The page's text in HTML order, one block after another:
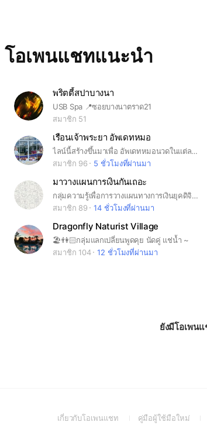
โอเพนแชทแนะนำ
พริตตี้สปาบางนา
USB Spa 📍ซอยบางนาตราด21
สมาชิก 51
เรือนเจ้าพระยา อัพเดทหมอ
ไลน์นี้สร้างขึ้นมาเพื่อ อัพเดทหมอนวดในแต่ละวันของแต่ละสาขา และส่งการบ้านน้องๆหมอนวดค่ะ
สมาชิก 96
5 ชั่วโมงที่ผ่านมา
มาวางแผนการเงินกันเถอะ
กลุ่มความรู้เพื่อการวางแผนทางการเงินยุคดิจิตอล
สมาชิก 89
14 ชั่วโมงที่ผ่านมา
Dragonfly Naturist Village
🏖️👫🏻กลุ่มแลกเปลี่ยนพูดคุย นัดคู่ แช่น้ำ ~
สมาชิก 104
12 ชั่วโมงที่ผ่านมา
ยังมีโอเพน
เกี่ยวกับโอเพนแชท
(Openคู่มือผู้ใช้มือใหม่